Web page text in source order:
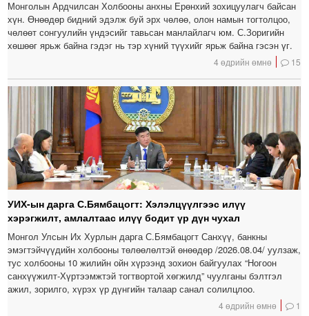
Монголын Ардчилсан Холбооны анхны Ерөнхий зохицуулагч байсан
хүн. Өнөөдөр бидний эдэлж буй эрх чөлөө, олон намын тогтолцоо,
чөлөөт сонгуулийн үндэсийг тавьсан манлайлагч юм. С.Зоригийн
хөшөөг ярьж байна гэдэг нь тэр хүний түүхийг ярьж байна гэсэн үг.
4 өдрийн өмнө 15
УИХ-ын дарга С.Бямбацогт: Хэлэлцүүлгээс илүү
хэрэгжилт, амлалтаас илүү бодит үр дүн чухал
Монгол Улсын Их Хурлын дарга С.Бямбацогт Санхүү, банкны
эмэгтэйчүүдийн холбооны төлөөлөлтэй өнөөдөр /2026.08.04/ уулзаж,
тус холбооны 10 жилийн ойн хүрээнд зохион байгуулах “Ногоон
санхүүжилт-Хүртээмжтэй тогтвортой хөгжилд” чуулганы бэлтгэл
ажил, зорилго, хүрэх үр дүнгийн талаар санал солилцлоо.
4 өдрийн өмнө 1